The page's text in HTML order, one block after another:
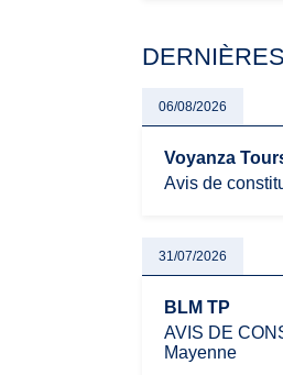
évoluent dans un
oblige les
particulièrement
06/08/2026
Voyanza
Avis de
31/07/2026
BLM TP
AVIS DE
Mayenne